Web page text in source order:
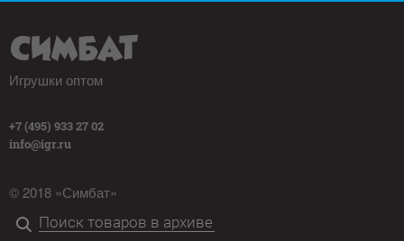
Игрушки оптом
+7 (495) 933 27 02
info@igr.ru
© 2018 «Симбат»